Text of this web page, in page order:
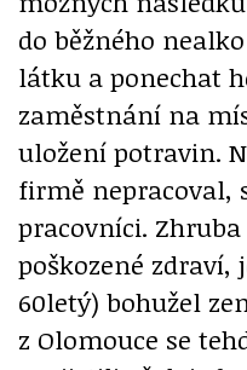
do běžného
látku a ponechat
zaměstnání na
uložení potravin.
firmě nepracoval,
pracovníci.
poškozené zdraví,
60letý) bohužel
z Olomouce se